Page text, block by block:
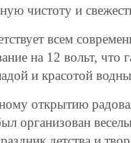
чистоту и
всем
на 12 вольт, что
и красотой
открытию
организован